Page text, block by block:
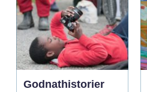
Godnathistorier